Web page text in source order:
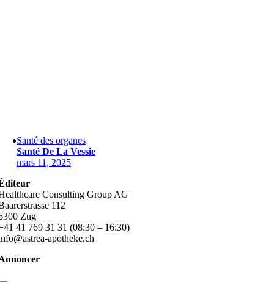
Santé des organes
Santé De La Vessie
mars 11, 2025
Consulting Group AG
112
Zug
41 769 31 31 (08:30 – 16:30)
apotheke.ch